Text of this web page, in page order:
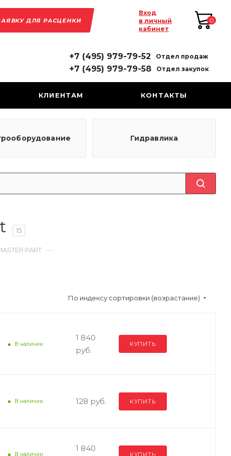
0
Вход
в личный
кабинет
ДЛЯ РАСЦЕНКИ
+7 (495) 979-79-52 Отдел продаж
+7 (495) 979-79-58 Отдел закупок
КЛИЕНТАМ КОНТАКТЫ
Гидравлика
15
PART —
По индексу сортировки (возрастание)
В наличии
1 840
руб.
КУПИТЬ
В наличии 128 руб. КУПИТЬ
В наличии
1 840
КУПИТЬ